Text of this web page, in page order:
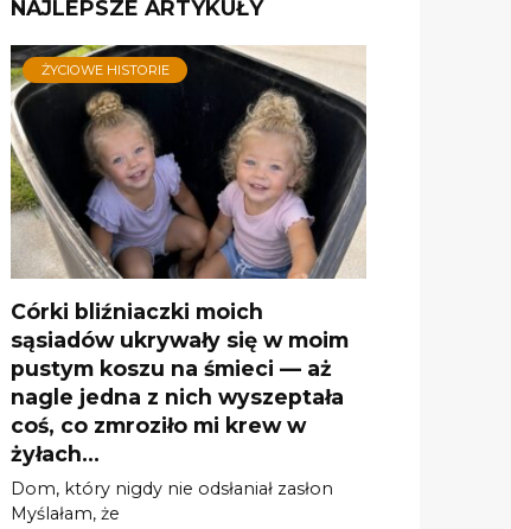
NAJLEPSZE ARTYKUŁY
ŻYCIOWE HISTORIE
Córki bliźniaczki moich
sąsiadów ukrywały się w moim
pustym koszu na śmieci — aż
nagle jedna z nich wyszeptała
coś, co zmroziło mi krew w
żyłach…
Dom, który nigdy nie odsłaniał zasłon
Myślałam, że